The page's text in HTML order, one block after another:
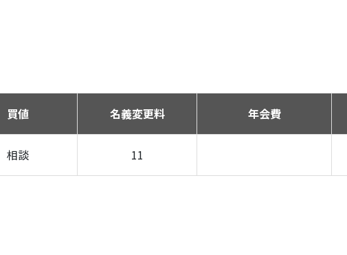
買値 名義変更料 年会費
相談 11